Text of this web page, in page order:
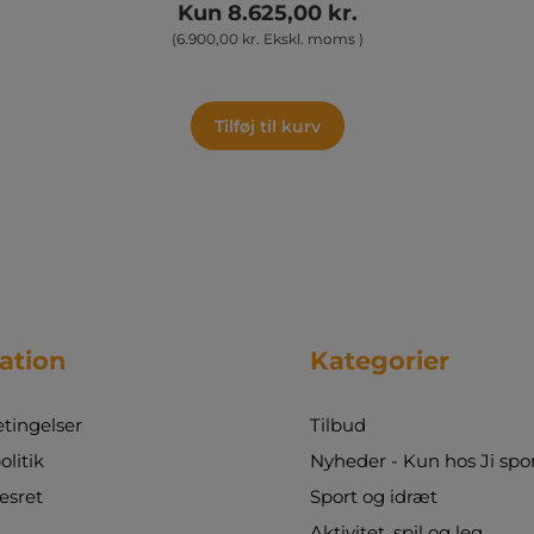
idrætstimer, på tværs af pensum, i
fritidsklubber m.v. Pakkerne leveres med
Pakke bestående af 10 stk. buer, 30 pile med
sugekop og 5 skydeskiver med fødder.
Kun 8.625,00 kr.
(6.900,00 kr. Ekskl. moms )
Tilføj til kurv
Kategorier
Tilbud
Nyheder - Kun hos Ji
Sport og idræt